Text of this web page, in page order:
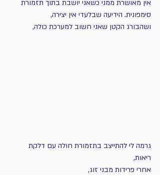
אין מאושרת ממני כשאני יושבת בתוך תזמורת
סימפונית. הידיעה שבלעדי אין יצירה,
ושהבורג הקטן שאני חשוב למערכת כולה,
גרמה לי להתייצב בתזמורת חולה עם דלקת
ריאות,
אחרי פרידות מבני זוג,